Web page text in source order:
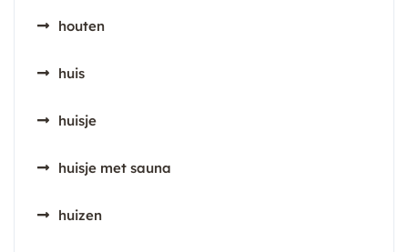
houten
huis
huisje
huisje met sauna
huizen